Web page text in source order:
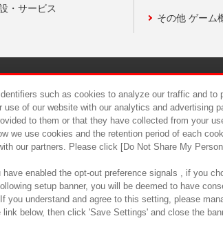
・サービス
その他 ゲーム
食品のご提供について
such as cookies to analyze our traffic and to
use of our website with our analytics and advertising
to them or that they have collected from your
we use cookies and the retention period of each
our partners. Please click [Do Not Share My
enabled the opt-out preference signals , if you
setup banner, you will be deemed to have
you understand and agree to this setting, please
below, then click 'Save Settings' and close the